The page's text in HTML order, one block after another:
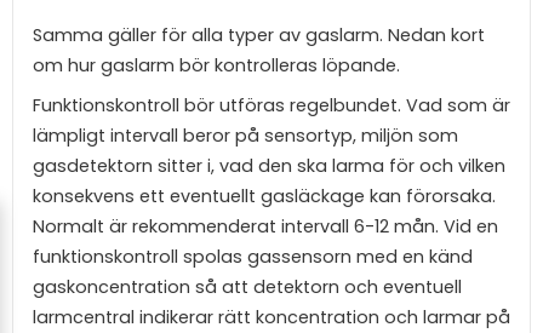
Samma gäller för alla typer av gaslarm. Nedan kort
om hur gaslarm bör kontrolleras löpande.
Funktionskontroll bör utföras regelbundet. Vad som är
lämpligt intervall beror på sensortyp, miljön som
gasdetektorn sitter i, vad den ska larma för och vilken
konsekvens ett eventuellt gasläckage kan förorsaka.
Normalt är rekommenderat intervall 6-12 mån. Vid en
funktionskontroll spolas gassensorn med en känd
gaskoncentration så att detektorn och eventuell
larmcentral indikerar rätt koncentration och larmar på